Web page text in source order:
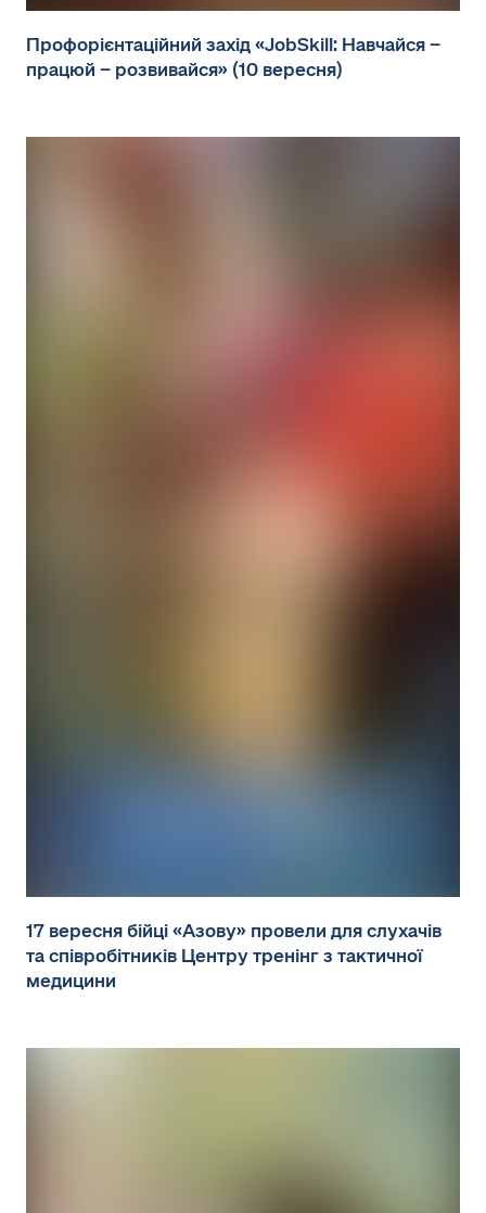
Профорієнтаційний захід «JobSkill: Навчайся –
працюй – розвивайся» (10 вересня)
17 вересня бійці «Азову» провели для слухачів
та співробітників Центру тренінг з тактичної
медицини